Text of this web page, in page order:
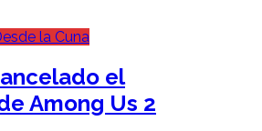
la Cuna
el
Among Us 2